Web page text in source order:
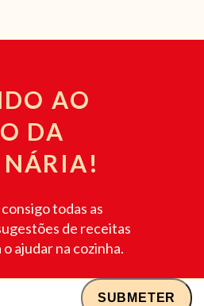
AO
DA
todas as
de receitas
ajudar na cozinha.